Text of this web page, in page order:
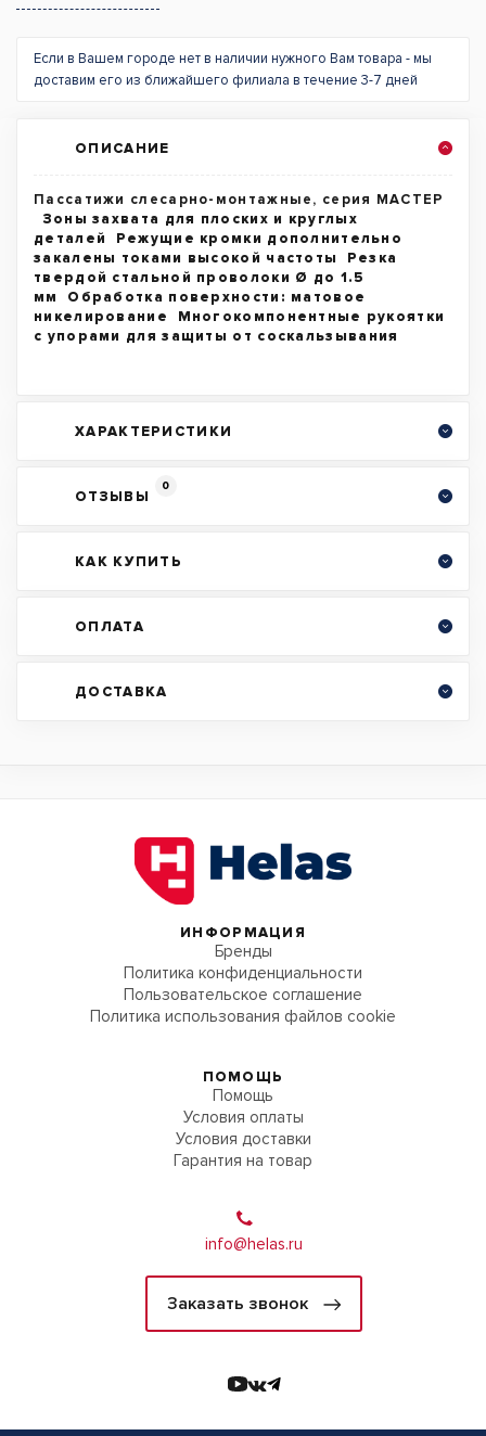
Если в Вашем городе нет в наличии нужного Вам товара - мы
доставим его из ближайшего филиала в течение 3-7 дней
ОПИСАНИЕ
Пассатижи слесарно-монтажные, серия МАСТЕР
Зоны захвата для плоских и круглых
деталей Режущие кромки дополнительно
закалены токами высокой частоты Резка
твердой стальной проволоки Ø до 1.5
мм Обработка поверхности: матовое
никелирование Многокомпонентные рукоятки
с упорами для защиты от соскальзывания
ХАРАКТЕРИСТИКИ
ОТЗЫВЫ
0
КАК КУПИТЬ
ОПЛАТА
ДОСТАВКА
ИНФОРМАЦИЯ
Бренды
Политика конфиденциальности
Пользовательское соглашение
Политика использования файлов cookie
ПОМОЩЬ
Помощь
Условия оплаты
Условия доставки
Гарантия на товар
info@helas.ru
Заказать звонок